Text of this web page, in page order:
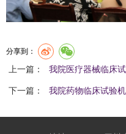
分享到：
上一篇： 我院医疗器械临床
下一篇： 我院药物临床试验